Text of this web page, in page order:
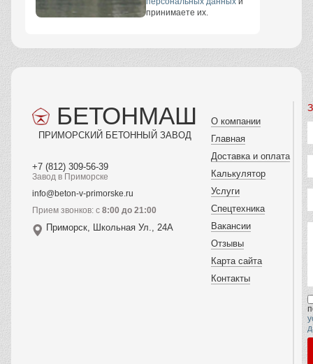
принимаете их.
БЕТОНМАШ
ПРИМОРСКИЙ БЕТОННЫЙ ЗАВОД
+7 (812) 309-56-39
Завод в Приморске
info@beton-v-primorske.ru
Прием звонков: с 8:00 до 21:00
Приморск, Школьная Ул., 24А
О компании
Главная
Доставка и оплата
Калькулятор
Услуги
Спецтехника
Вакансии
Отзывы
Карта сайта
Контакты